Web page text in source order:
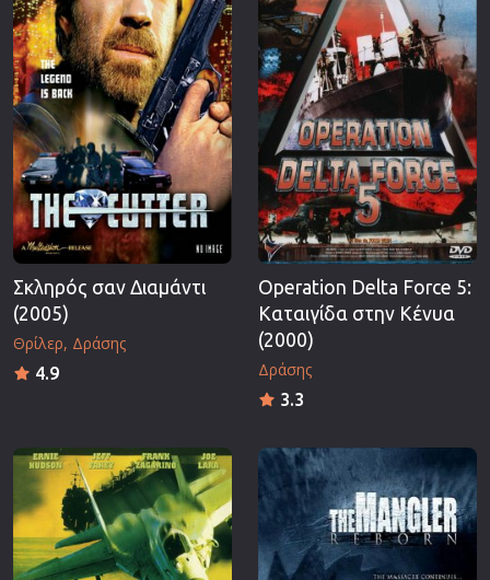
Σκληρός σαν Διαμάντι
(2005)
Θρίλερ Δράσης
4.9
Operation Delta Force 5:
Καταιγίδα στην Κένυα
(2000)
Δράσης
3.3